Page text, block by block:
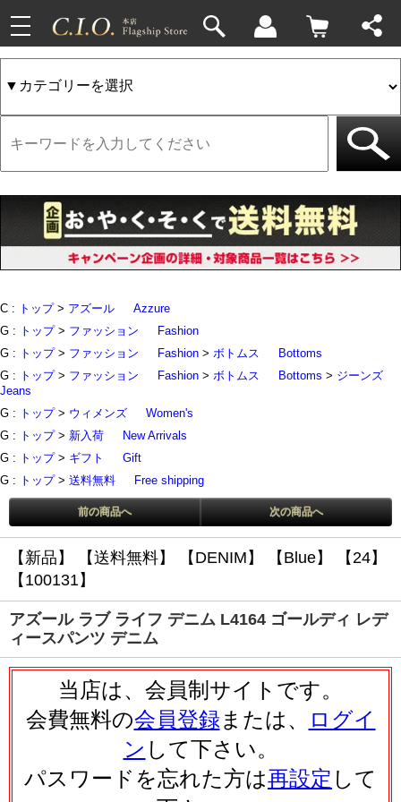
toggle
navigation
C : トップ> アズール
Azzure
G : トップ> ファッション
Fashion
G : トップ> ファッション Fashion > ボトムス
Bottoms
G : トップ> ファッション Fashion > ボトムス Bottoms > ジーンズ
Jeans
G : トップ> ウィメンズ
Women's
G : トップ> 新入荷
New Arrivals
G : トップ> ギフト
Gift
G : トップ> 送料無料 Free shipping
前の商品へ 次の商品へ
【新品】 【送料無料】 【DENIM】 【Blue】
【24】
【100131】
アズール ラブ ライフ デニム L4164 ゴールディ レデ
ィースパンツ デニム
当店は、会員制サイトです。
会費無料の会員登録または、
ログイ
ン して下さい。
パスワードを忘れた方は再設定 して
4件
33件